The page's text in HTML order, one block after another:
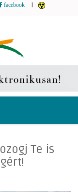
facebook
Te is